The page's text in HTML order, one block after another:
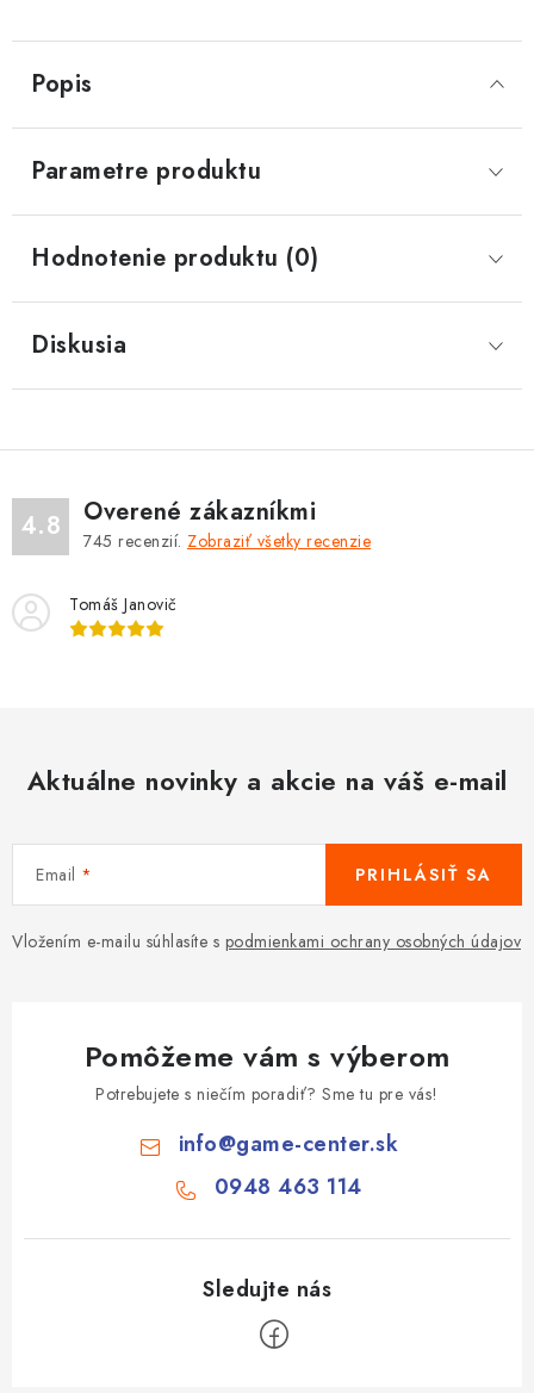
Popis
Parametre produktu
Hodnotenie produktu (0)
Diskusia
4.8 Overené zákazníkmi
745 recenzií. Zobraziť všetky recenzie
Tomáš Janovič
Aktuálne novinky a akcie na váš e-mail
Email
Vložením e-mailu súhlasíte s podmienkami ochrany osobných údajov
PRIHLÁSIŤ SA
Pomôžeme vám s výberom
Potrebujete s niečím poradiť? Sme tu pre vás!
info@game-center.sk
0948 463 114